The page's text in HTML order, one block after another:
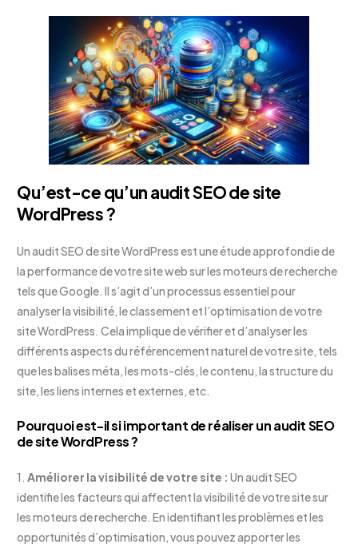
Qu’est-ce qu’un audit SEO de site
WordPress ?
Un audit SEO de site WordPress est une étude approfondie de
la performance de votre site web sur les moteurs de recherche
tels que Google. Il s’agit d’un processus essentiel pour
analyser la visibilité, le classement et l’optimisation de votre
site WordPress. Cela implique de vérifier et d’analyser les
différents aspects du référencement naturel de votre site, tels
que les balises méta, les mots-clés, le contenu, la structure du
site, les liens internes et externes, etc.
Pourquoi est-il si important de réaliser un audit SEO
de site WordPress ?
1. Améliorer la visibilité de votre site : Un audit SEO
identifie les facteurs qui affectent la visibilité de votre site sur
les moteurs de recherche. En identifiant les problèmes et les
opportunités d’optimisation, vous pouvez apporter les